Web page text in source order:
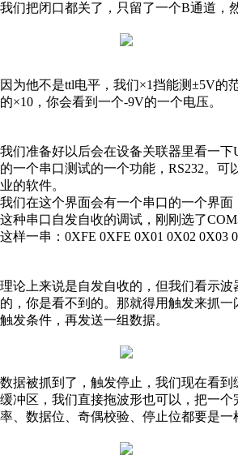
我们把闭口都关了，只留了一个B通道，
因为他不是ttl电平，我们×1挡能测±5V的
的×10，你会看到一个-9V的一个电压。
我们准备好以后会在设备关联器里看一下
的一个串口测试的一个功能，RS232。
业的软件。
我们在这个界面会有一个串口的一个界面
这种串口自发自收的调试，刚刚选了
这样一串：0XFE 0XFE 0X01 0X02 0X03
理论上来说是自发自收的，但我们看示
的，你是看不到的。那就得用触发来抓一
触发条件，再发送一组数据。
数据被抓到了，触发停止，我们现在看
缓冲区，我们直接拖波形也可以，把一
率、数据位、奇偶校验、停止位都要是一